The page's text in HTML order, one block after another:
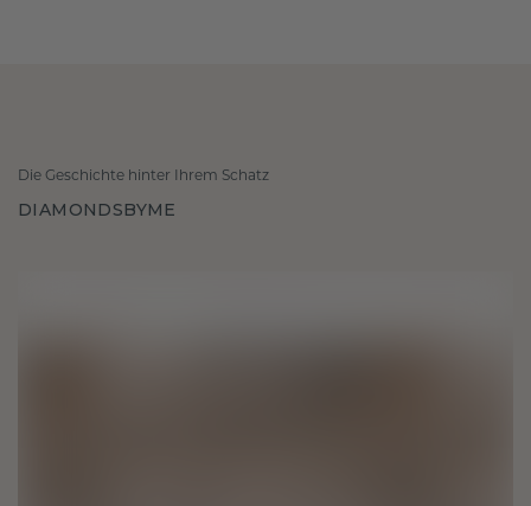
Die Geschichte hinter Ihrem Schatz
DIAMONDSBYME